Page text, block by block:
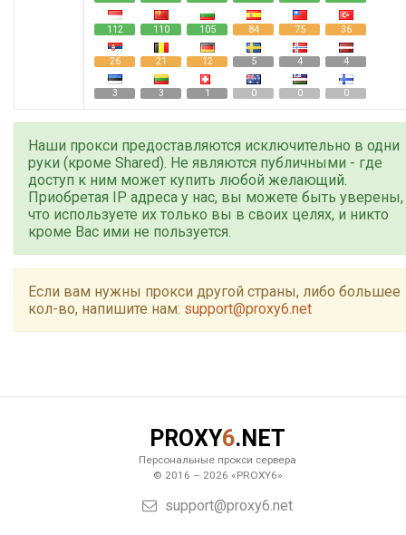
112 110 105 84 75 36
26 21 12 5 4 4
3 3 1 0 0 0
Наши прокси предоставляются исключительно в одни
руки (кроме Shared). Не являются публичными - где
доступ к ним может купить любой желающий.
Приобретая IP адреса у нас, вы можете быть уверены,
что используете их только вы в своих целях, и никто
кроме Вас ими не пользуется.
Если вам нужны прокси другой страны, либо большее
кол-во, напишите нам: support@proxy6.net
PROXY6.NET
Персональные прокси сервера
© 2016 – 2026 «PROXY6»
support@proxy6.net